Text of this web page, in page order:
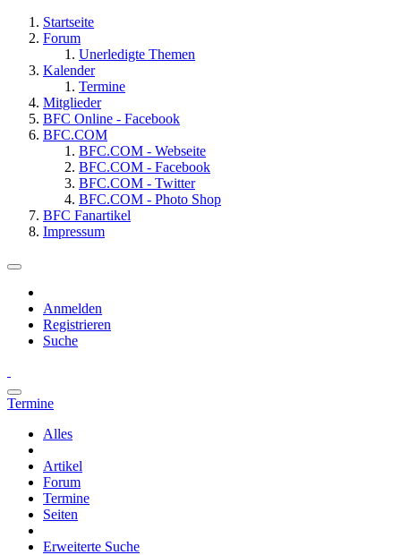
Startseite
Forum
Unerledigte Themen
Kalender
Termine
Mitglieder
BFC Online - Facebook
BFC.COM
BFC.COM - Webseite
BFC.COM - Facebook
BFC.COM - Twitter
BFC.COM - Photo Shop
BFC Fanartikel
Impressum
Anmelden
Registrieren
Suche
Termine
Alles
Artikel
Forum
Termine
Seiten
Erweiterte Suche